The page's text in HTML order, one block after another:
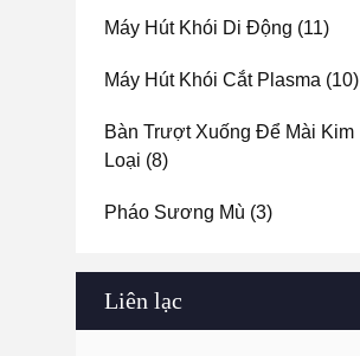
Máy Hút Khói Di Động (11)
Máy Hút Khói Cắt Plasma (10)
Bàn Trượt Xuống Để Mài Kim
Loại (8)
Pháo Sương Mù (3)
Liên lạc